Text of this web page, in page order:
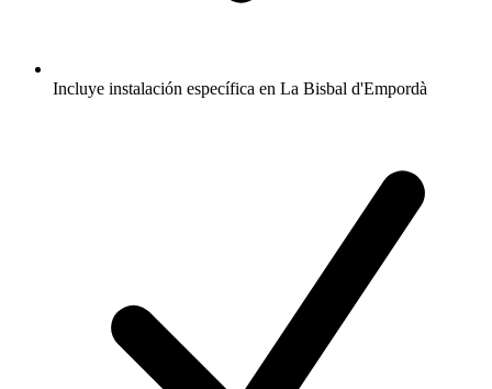
Incluye instalación específica en La Bisbal d'Empordà